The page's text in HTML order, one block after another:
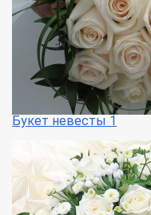
Букет невесты 1